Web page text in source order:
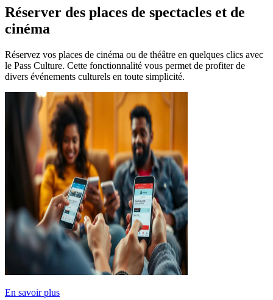
Réserver des places de spectacles et de
cinéma
Réservez vos places de cinéma ou de théâtre en quelques clics avec
le Pass Culture. Cette fonctionnalité vous permet de profiter de
divers événements culturels en toute simplicité.
En savoir plus